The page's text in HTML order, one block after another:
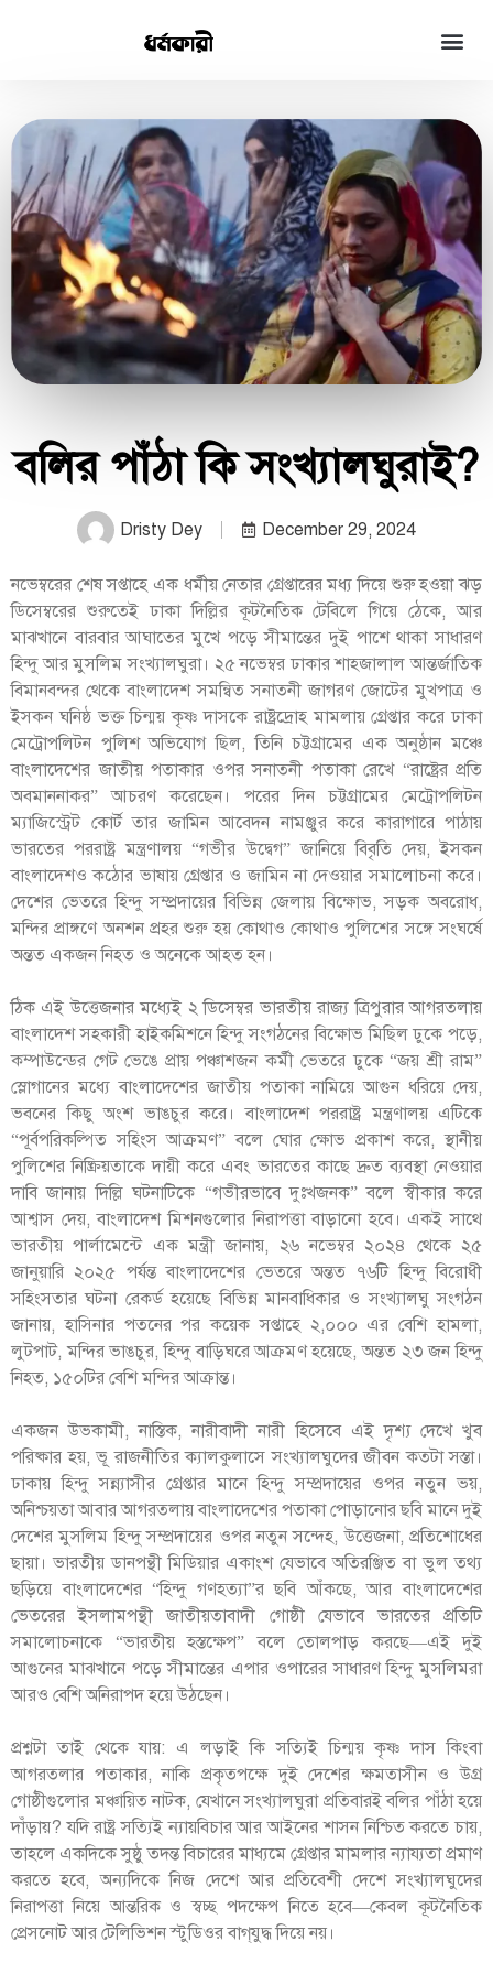
বলির পাঁঠা কি সংখ্যালঘুরাই?
Dristy Dey December 29, 2024
নভেম্বরের শেষ সপ্তাহে এক ধর্মীয় নেতার গ্রেপ্তারের মধ্য দিয়ে শুরু হওয়া ঝড়
ডিসেম্বরের শুরুতেই ঢাকা দিল্লির কূটনৈতিক টেবিলে গিয়ে ঠেকে, আর
মাঝখানে বারবার আঘাতের মুখে পড়ে সীমান্তের দুই পাশে থাকা সাধারণ
হিন্দু আর মুসলিম সংখ্যালঘুরা। ২৫ নভেম্বর ঢাকার শাহজালাল আন্তর্জাতিক
বিমানবন্দর থেকে বাংলাদেশ সমন্বিত সনাতনী জাগরণ জোটের মুখপাত্র ও
ইসকন ঘনিষ্ঠ ভক্ত চিন্ময় কৃষ্ণ দাসকে রাষ্ট্রদ্রোহ মামলায় গ্রেপ্তার করে ঢাকা
মেট্রোপলিটন পুলিশ অভিযোগ ছিল, তিনি চট্টগ্রামের এক অনুষ্ঠান মঞ্চে
বাংলাদেশের জাতীয় পতাকার ওপর সনাতনী পতাকা রেখে “রাষ্ট্রের প্রতি
অবমাননাকর” আচরণ করেছেন। পরের দিন চট্টগ্রামের মেট্রোপলিটন
ম্যাজিস্ট্রেট কোর্ট তার জামিন আবেদন নামঞ্জুর করে কারাগারে পাঠায়
ভারতের পররাষ্ট্র মন্ত্রণালয় “গভীর উদ্বেগ” জানিয়ে বিবৃতি দেয়, ইসকন
বাংলাদেশও কঠোর ভাষায় গ্রেপ্তার ও জামিন না দেওয়ার সমালোচনা করে।
দেশের ভেতরে হিন্দু সম্প্রদায়ের বিভিন্ন জেলায় বিক্ষোভ, সড়ক অবরোধ,
মন্দির প্রাঙ্গণে অনশন প্রহর শুরু হয় কোথাও কোথাও পুলিশের সঙ্গে সংঘর্ষে
অন্তত একজন নিহত ও অনেকে আহত হন।
ঠিক এই উত্তেজনার মধ্যেই ২ ডিসেম্বর ভারতীয় রাজ্য ত্রিপুরার আগরতলায়
বাংলাদেশ সহকারী হাইকমিশনে হিন্দু সংগঠনের বিক্ষোভ মিছিল ঢুকে পড়ে,
কম্পাউন্ডের গেট ভেঙে প্রায় পঞ্চাশজন কর্মী ভেতরে ঢুকে “জয় শ্রী রাম”
স্লোগানের মধ্যে বাংলাদেশের জাতীয় পতাকা নামিয়ে আগুন ধরিয়ে দেয়,
ভবনের কিছু অংশ ভাঙচুর করে। বাংলাদেশ পররাষ্ট্র মন্ত্রণালয় এটিকে
“পূর্বপরিকল্পিত সহিংস আক্রমণ” বলে ঘোর ক্ষোভ প্রকাশ করে, স্থানীয়
পুলিশের নিষ্ক্রিয়তাকে দায়ী করে এবং ভারতের কাছে দ্রুত ব্যবস্থা নেওয়ার
দাবি জানায় দিল্লি ঘটনাটিকে “গভীরভাবে দুঃখজনক” বলে স্বীকার করে
আশ্বাস দেয়, বাংলাদেশ মিশনগুলোর নিরাপত্তা বাড়ানো হবে। একই সাথে
ভারতীয় পার্লামেন্টে এক মন্ত্রী জানায়, ২৬ নভেম্বর ২০২৪ থেকে ২৫
জানুয়ারি ২০২৫ পর্যন্ত বাংলাদেশের ভেতরে অন্তত ৭৬টি হিন্দু বিরোধী
সহিংসতার ঘটনা রেকর্ড হয়েছে বিভিন্ন মানবাধিকার ও সংখ্যালঘু সংগঠন
জানায়, হাসিনার পতনের পর কয়েক সপ্তাহে ২,০০০ এর বেশি হামলা,
লুটপাট, মন্দির ভাঙচুর, হিন্দু বাড়িঘরে আক্রমণ হয়েছে, অন্তত ২৩ জন হিন্দু
নিহত, ১৫০টির বেশি মন্দির আক্রান্ত।
একজন উভকামী, নাস্তিক, নারীবাদী নারী হিসেবে এই দৃশ্য দেখে খুব
পরিষ্কার হয়, ভূ রাজনীতির ক্যালকুলাসে সংখ্যালঘুদের জীবন কতটা সস্তা।
ঢাকায় হিন্দু সন্ন্যাসীর গ্রেপ্তার মানে হিন্দু সম্প্রদায়ের ওপর নতুন ভয়,
অনিশ্চয়তা আবার আগরতলায় বাংলাদেশের পতাকা পোড়ানোর ছবি মানে দুই
দেশের মুসলিম হিন্দু সম্প্রদায়ের ওপর নতুন সন্দেহ, উত্তেজনা, প্রতিশোধের
ছায়া। ভারতীয় ডানপন্থী মিডিয়ার একাংশ যেভাবে অতিরঞ্জিত বা ভুল তথ্য
ছড়িয়ে বাংলাদেশের “হিন্দু গণহত্যা”র ছবি আঁকছে, আর বাংলাদেশের
ভেতরের ইসলামপন্থী জাতীয়তাবাদী গোষ্ঠী যেভাবে ভারতের প্রতিটি
সমালোচনাকে “ভারতীয় হস্তক্ষেপ” বলে তোলপাড় করছে—এই দুই
আগুনের মাঝখানে পড়ে সীমান্তের এপার ওপারের সাধারণ হিন্দু মুসলিমরা
আরও বেশি অনিরাপদ হয়ে উঠছেন।
প্রশ্নটা তাই থেকে যায়: এ লড়াই কি সত্যিই চিন্ময় কৃষ্ণ দাস কিংবা
আগরতলার পতাকার, নাকি প্রকৃতপক্ষে দুই দেশের ক্ষমতাসীন ও উগ্র
গোষ্ঠীগুলোর মঞ্চায়িত নাটক, যেখানে সংখ্যালঘুরা প্রতিবারই বলির পাঁঠা হয়ে
দাঁড়ায়? যদি রাষ্ট্র সত্যিই ন্যায়বিচার আর আইনের শাসন নিশ্চিত করতে চায়,
তাহলে একদিকে সুষ্ঠু তদন্ত বিচারের মাধ্যমে গ্রেপ্তার মামলার ন্যায্যতা প্রমাণ
করতে হবে, অন্যদিকে নিজ দেশে আর প্রতিবেশী দেশে সংখ্যালঘুদের
নিরাপত্তা নিয়ে আন্তরিক ও স্বচ্ছ পদক্ষেপ নিতে হবে—কেবল কূটনৈতিক
প্রেসনোট আর টেলিভিশন স্টুডিওর বাগ্‌যুদ্ধ দিয়ে নয়।